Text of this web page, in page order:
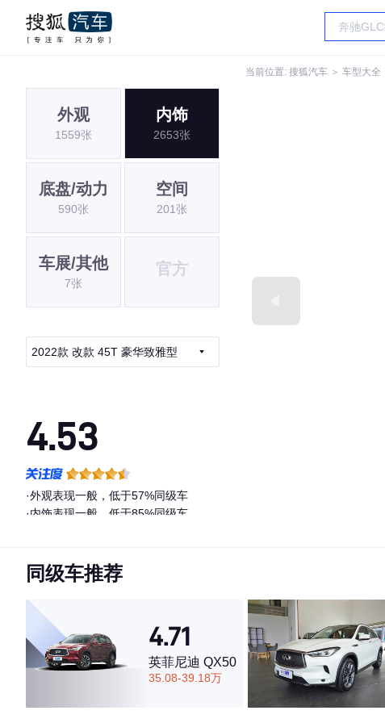
当前位置: 搜狐汽车 ＞ 车型大全
外观
1559张
内饰
2653张
底盘/动力
590张
空间
201张
车展/其他
7张
官方
2022款 改款 45T 豪华致雅型
4.53
·外观表现一般，低于57%同级车
·内饰表现一般，低于85%同级车
同级车推荐
4.71
英菲尼迪 QX50
35.08-39.18万